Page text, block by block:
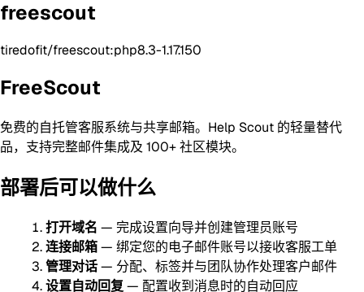
freescout
tiredofit/freescout:php8.3-1.17.150
FreeScout
免费的自托管客服系统与共享邮箱。Help Scout 的轻量替代
品，支持完整邮件集成及 100+ 社区模块。
部署后可以做什么
打开域名 — 完成设置向导并创建管理员账号
连接邮箱— 绑定您的电子邮件账号以接收客服工单
管理对话— 分配、标签并与团队协作处理客户邮件
设置自动回复 — 配置收到消息时的自动回应